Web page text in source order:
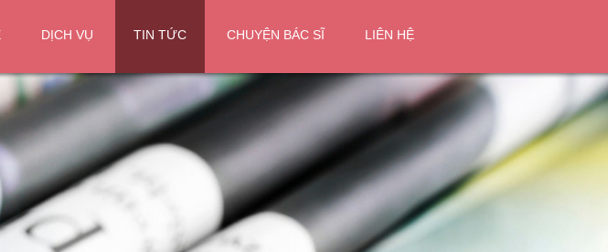
DỊCH VỤ TIN TỨC CHUYỆN BÁC SĨ LIÊN HỆ